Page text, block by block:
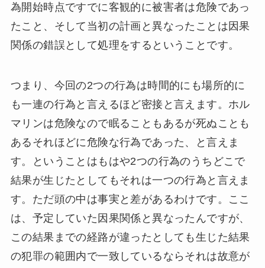
為開始時点ですでに客観的に被害者は危険であっ
たこと、そして当初の計画と異なったことは因果
関係の錯誤として処理をするということです。
つまり、今回の2つの行為は時間的にも場所的に
も一連の行為と言えるほど密接と言えます。ホル
マリンは危険なので眠ることもあるが死ぬことも
あるそれほどに危険な行為であった、と言えま
す。ということはもはや2つの行為のうちどこで
結果が生じたとしてもそれは一つの行為と言えま
す。ただ頭の中は事実と差があるわけです。ここ
は、予定していた因果関係と異なったんですが、
この結果までの経路が違ったとしても生じた結果
の犯罪の範囲内で一致しているならそれは故意が